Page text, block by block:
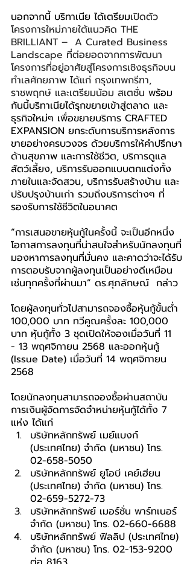
นอกจากนี้ บริทาเนีย ได้เตรียมเปิดตัว
โครงการใหม่ภายใต้แนวคิด THE
BRILLIANT –  A Curated Business
Landscape ที่ต่อยอดจากการพัฒนา
โครงการที่อยู่อาศัยสู่โครงการเชิงธุรกิจบน
ทำเลศักยภาพ ได้แก่ กรุงเทพกรีฑา,
ราชพฤกษ์ และเตรียมน้อม สเตชั่น พร้อม
กันนี้บริทาเนียได้รุกขยายเข้าสู่ตลาด และ
ธุรกิจใหม่ๆ เพื่อขยายบริการ CRAFTED
EXPANSION ยกระดับการบริการหลังการ
ขายอย่างครบวงจร ด้วยบริการให้คำปรึกษา
ด้านสุขภาพ และการใช้ชีวิต, บริการดูแล
สัตว์เลี้ยง, บริการรับออกแบบตกแต่งทั้ง
ภายในและจัดสวน, บริการรับสร้างบ้าน และ
ปรับปรุงบ้านเก่า รวมถึงบริการต่างๆ ที่
รองรับการใช้ชีวิตในอนาคต
“การเสนอขายหุ้นกู้ในครั้งนี้ จะเป็นอีกหนึ่ง
โอกาสการลงทุนที่น่าสนใจสำหรับนักลงทุนที่
มองหาการลงทุนที่มั่นคง และคาดว่าจะได้รับ
การตอบรับจากผู้ลงทุนเป็นอย่างดีเหมือน
เช่นทุกครั้งที่ผ่านมา” ดร.ศุภลักษณ์  กล่าว
โดยผู้ลงทุนทั่วไปสามารถจองซื้อหุ้นกู้ขั้นต่ำ
100,000 บาท ทวีคูณครั้งละ 100,000
บาท หุ้นกู้ทั้ง 3 ชุดเปิดให้จองเมื่อวันที่ 11
- 13 พฤศจิกายน 2568 และออกหุ้นกู้
(Issue Date) เมื่อวันที่ 14 พฤศจิกายน
2568
โดยนักลงทุนสามารถจองซื้อผ่านสถาบัน
การเงินผู้จัดการจัดจำหน่ายหุ้นกู้ได้ทั้ง 7
แห่ง ได้แก่
บริษัทหลักทรัพย์ เมย์แบงก์
(ประเทศไทย) จำกัด (มหาชน) โทร.
02-658-5050
บริษัทหลักทรัพย์ ยูโอบี เคย์เฮียน
(ประเทศไทย) จำกัด (มหาชน) โทร.
02-659-5272-73
บริษัทหลักทรัพย์ เมอร์ชั่น พาร์ทเนอร์
จำกัด (มหาชน) โทร. 02-660-6688
บริษัทหลักทรัพย์ ฟิลลิป (ประเทศไทย)
จํากัด (มหาชน) โทร. 02-153-9200